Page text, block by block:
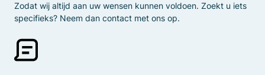
Zodat wij altijd aan uw wensen kunnen voldoen. Zoekt u iets
specifieks? Neem dan contact met ons op.